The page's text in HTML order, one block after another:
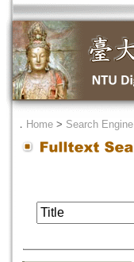
． Home > Search Engine